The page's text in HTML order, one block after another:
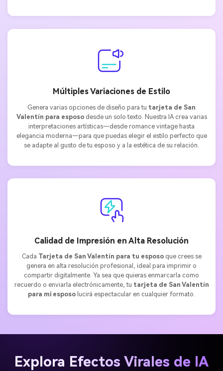
Múltiples Variaciones de Estilo
Genera varias opciones de diseño para tu tarjeta de San
Valentín para esposodesde un solo texto. Nuestra IA crea varias
interpretaciones artísticas—desde romance vintage hasta
elegancia moderna—para que puedas elegir el estilo perfecto que
se adapte al gusto de tu esposo y a la estética de su relación.
Calidad de Impresión en Alta Resolución
Cada Tarjeta de San Valentín para tu esposoque crees se
genera en alta resolución profesional, ideal para imprimir o
compartir digitalmente. Ya sea que quieras enmarcarla como
recuerdo o enviarla electrónicamente, tu tarjeta de San Valentín
para mi esposo lucirá espectacular en cualquier formato.
Explora Efectos Virales de IA